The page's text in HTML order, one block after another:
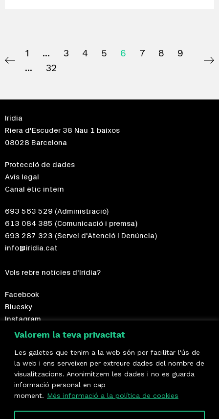
Valorem la teva privacitat
Les galetes que tenim a la web són per facilitar l'ús de
la web i ens serveixen per extreure dades del nombre de
visualitzacions. Anonimitzem les dades i no es guarda
informació personal en cap
moment. Més informació a la política de cookies
1 3 4 5 6 7 8
9
32
Irídia
Riera d'Escuder 38 Nau 1 baixos
08028 Barcelona
Protecció de dades
Avís legal
Canal ètic intern
693 563 529 (Administració)
613 084 385 (Comunicació i premsa)
693 287 323 (Servei d'Atenció i Denúncia)
info@iridia.cat
Vols rebre notícies d'Irídia?
Facebook
Bluesky
Instagram
Telegram
Fes-te sòcia!
Formem part de